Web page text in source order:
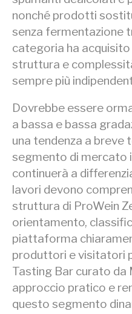
nonché prodotti
senza fermentazione
categoria ha
struttura e
sempre più
Dovrebbe essere
a bassa e bassa
una tendenza a breve
segmento di mercato
continuerà a
lavori devono
struttura di ProWein
orientamento,
piattaforma
produttori e visitatori
Tasting Bar curato da
approccio pratico e
questo segmento